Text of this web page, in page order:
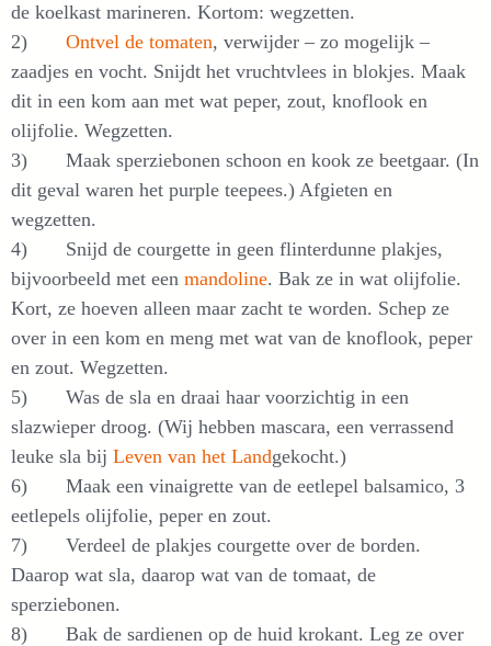
de koelkast marineren. Kortom: wegzetten.
2) Ontvel de tomaten, verwijder – zo mogelijk –
zaadjes en vocht. Snijdt het vruchtvlees in blokjes. Maak
dit in een kom aan met wat peper, zout, knoflook en
olijfolie. Wegzetten.
3) Maak sperziebonen schoon en kook ze beetgaar. (In
dit geval waren het purple teepees.) Afgieten en
wegzetten.
4) Snijd de courgette in geen flinterdunne plakjes,
bijvoorbeeld met een mandoline. Bak ze in wat olijfolie.
Kort, ze hoeven alleen maar zacht te worden. Schep ze
over in een kom en meng met wat van de knoflook, peper
en zout. Wegzetten.
5) Was de sla en draai haar voorzichtig in een
slazwieper droog. (Wij hebben mascara, een verrassend
leuke sla bij Leven van het Landgekocht.)
6) Maak een vinaigrette van de eetlepel balsamico, 3
eetlepels olijfolie, peper en zout.
7) Verdeel de plakjes courgette over de borden.
Daarop wat sla, daarop wat van de tomaat, de
sperziebonen.
8) Bak de sardienen op de huid krokant. Leg ze over